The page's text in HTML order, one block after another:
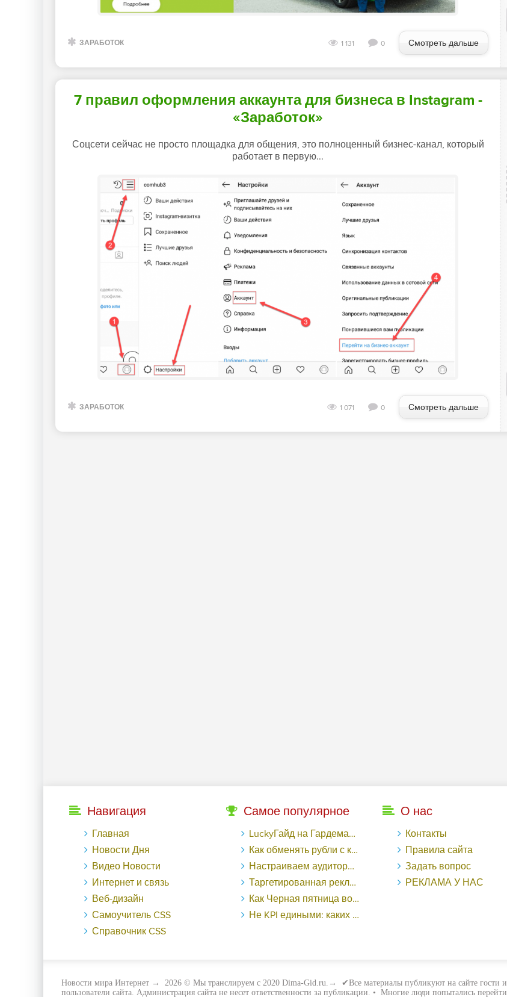
ЗАРАБОТОК 1 131 0 Смотреть дальше
7 правил оформления аккаунта для бизнеса в Instagram -
«Заработок»
Соцсети сейчас не просто площадка для общения, это полноценный бизнес-канал, который
работает в первую...
ЗАРАБОТОК 1 071 0 Смотреть дальше
Навигация
Главная
Новости Дня
Видео Новости
Интернет и связь
Веб-дизайн
Самоучитель CSS
Справочник CSS
Самое популярное
LuckyГайд на Гардемакс с LuckyAds: 317 279 рублей за 10 дней - «Надо знать»
Как обменять рубли с карты Тинькофф на Tether ERC20 (USDT)?
Настраиваем аудиторный таргетинг в поисковой кампании Google Ads - «Заработок»
Таргетированная реклама в «Одноклассниках»: как ее настроить и нужно ли - «Заработок»
Как Черная пятница во «ВКонтакте» принесла магазину подарков 221 продажу по цене 38 рублей - «Заработок»
Не KPI едиными: каких маркетологов ценят - «Заработок»
О нас
Контакты
Правила сайта
Задать вопрос
РЕКЛАМА У НАС
Новости мира Интернет → 2026 © Мы транслируем с 2020 Dima-Gid.ru.→ ✔Все материалы публикуют на сайте гости и
пользователи сайта. Администрация сайта не несет ответственности за публикации. • Многие люди попытались перейти